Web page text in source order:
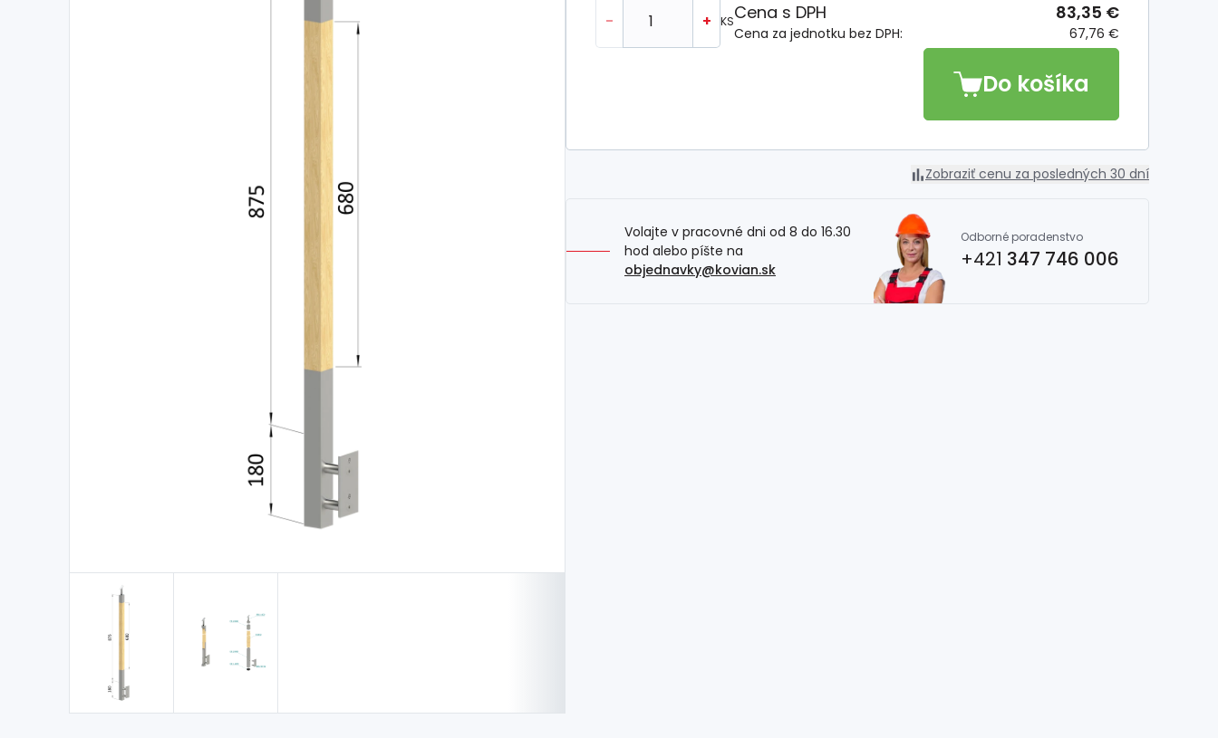
- + KS
Cena za jednotku bez DPH: 67,76 €
Cena s DPH 83,35 €
Do košíka
Zobraziť cenu za posledných 30 dní
Volajte v pracovné dni od 8 do 16.30
hod alebo píšte na
objednavky@kovian.sk
Odborné poradenstvo
+421 347 746 006